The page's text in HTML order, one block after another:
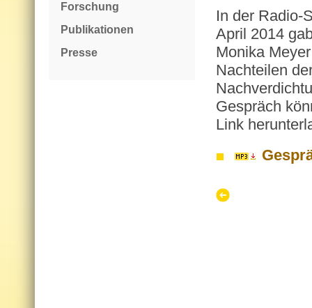
Forschung
Publikationen
Presse
In der Radio-
April 2014
Monika
Nachteilen
Gespräch
Link